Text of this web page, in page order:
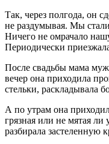
Так, через полгода, он
не раздумывая. Мы
Ничего не омрачало
Периодически
После свадьбы мама
вечер она приходила
стельки, раскладывала
А по утрам она
грязная или не мятая
разбирала застеленную